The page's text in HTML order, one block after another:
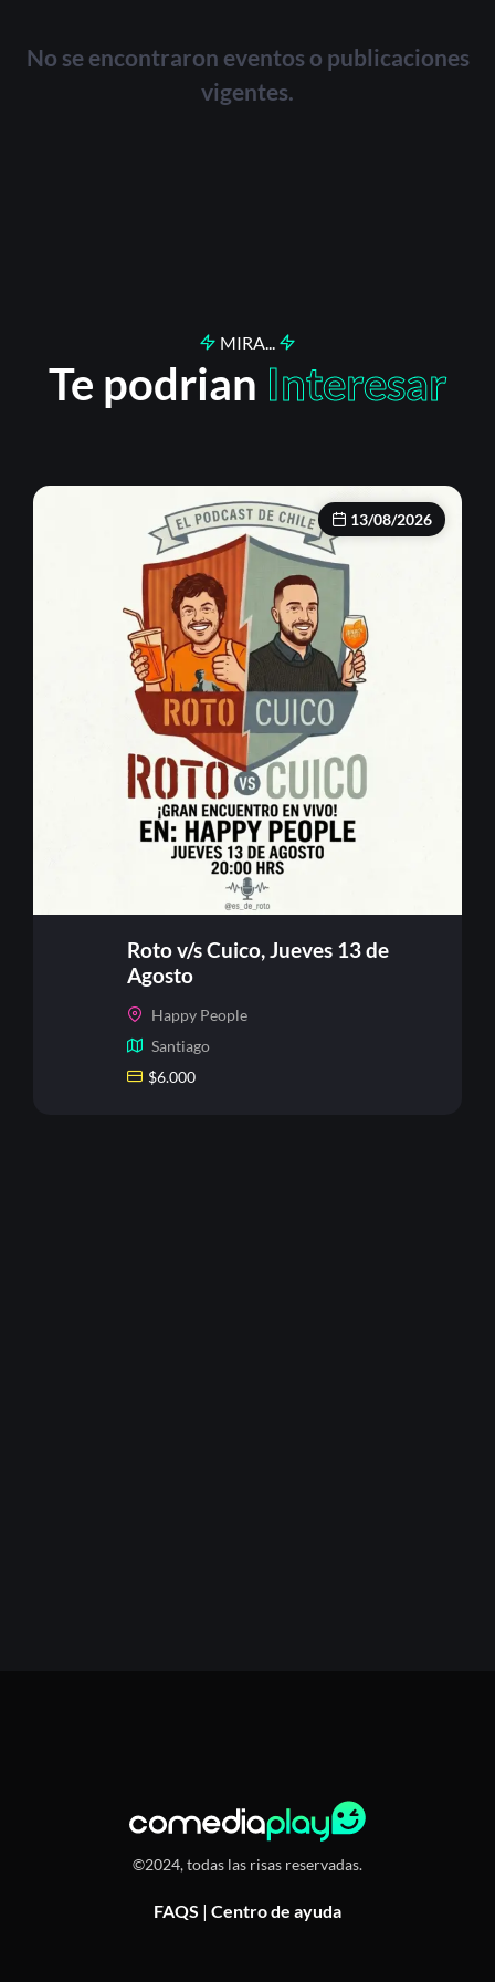
No se encontraron eventos o publicaciones
vigentes.
MIRA...
Te podrian Interesar
13/08/2026
Roto v/s Cuico, Jueves 13 de
Agosto
Happy People
Santiago
$6.000
©2024, todas las risas reservadas.
FAQS | Centro de ayuda